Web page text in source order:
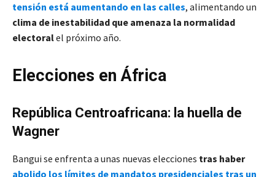
tensión está aumentando en las calles, alimentando un
clima de inestabilidad que amenaza la normalidad
electoralel próximo año.
Elecciones en África
República Centroafricana: la huella de
Wagner
Bangui se enfrenta a unas nuevas elecciones tras haber
abolido los límites de mandatos presidenciales tras un